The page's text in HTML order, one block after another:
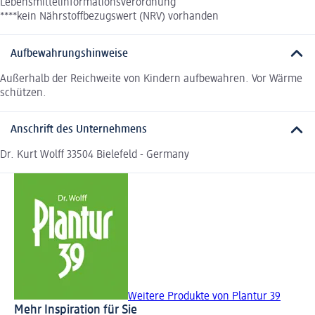
Lebensmittelinformationsverordnung
****kein Nährstoffbezugswert (NRV) vorhanden
Aufbewahrungshinweise
Außerhalb der Reichweite von Kindern aufbewahren. Vor Wärme
schützen.
Anschrift des Unternehmens
Dr. Kurt Wolff 33504 Bielefeld - Germany
Weitere Produkte von Plantur 39
Mehr Inspiration für Sie